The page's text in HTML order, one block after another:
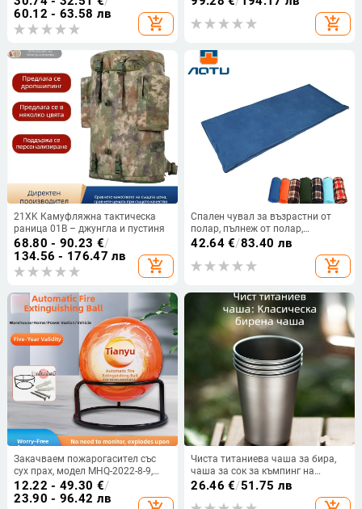
60.12 - 63.58 лв
add_shopping_cart
– ветроустойчив, дъждоустойчив,
искозащитен
add_shopping_cart
21XK Камуфляжна тактическа
раница 01B – джунгла и пустиня
68.80 - 90.23 €/
134.56 - 176.47 лв
add_shopping_cart
Спален чувал за възрастни от
полар, пълнеж от полар,
подплата от полар, поларена
тъкан, конвертен дизайн, тегло
532 г
42.64€/83.40 лв
add_shopping_cart
Закачваем пожарогасител със
сух прах, модел MHQ-2022-8-9,
тегло 0,5 кг, подходящ за дом,
офис, супермаркет, склад и мазе
12.22 - 49.30 €/
23.90 - 96.42 лв
Чиста титаниева чаша за бира,
чаша за сок за къмпинг на
открито, еднослойна удобна
чаша, титаниева сплав, чаша за
26.46 €/51.75 лв